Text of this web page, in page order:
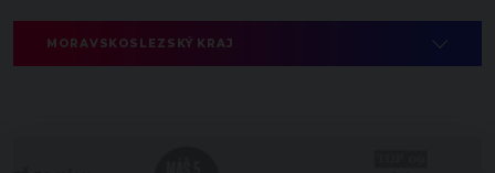
MORAVSKOSLEZSKÝ KRAJ